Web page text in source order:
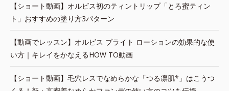
【ショート動画】オルビス初のティントリップ「とろ蜜ティン
ト」おすすめの塗り方3パターン
【動画でレッスン】オルビス ブライト ローションの効果的な使
い方｜キレイをかなえるHOW TO動画
【ショート動画】毛穴レスでなめらかな「つる凛肌*」はこうつ